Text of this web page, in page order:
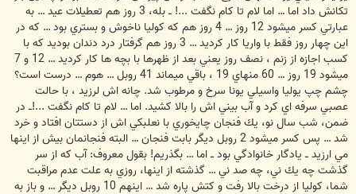
تكانش داد اما … اما لام تا كام نگفت ...! ــ بله، 3 روز هم تعطيلات عيد … به
عبارتي كسر ميشود 12 روز … 4 روز هم كه كوليا ناخوش و بستري بود … كه در
اين چهار روز فقط با واريا كار كرديد … 3 روز هم گرفتار درد دندان بوديد كه با
كسب اجازه از زنم ، نصف روز يعني بعد از ظهرها با بچه ها كار كرديد … 12 و 7
ميشود 19 روز … 60 منهاي 19 ، باقي ميماند 41 روبل … هوم … درست است؟
چشم چپ يوليا واسيلي يونا سرخ و مرطوب شد. چانه اش لرزيد ، با حالت
عصبي سرفه اي كرد و آب بيني اش را بالا كشيد. اما … لام تا كام نگفت ...!ــ در
ضمن، شب سال نو، يك فنجان چايخوري با نعلبكي اش از دستتان افتاد و خرد
شد … پس كسر ميشود 2 روبل ديگر بابت فنجان … البته فنجانمان بيش از اينها
مي ارزيد ــ يادگار خانوادگي بود ــ اما … بگذريم! بقول معروف: آب كه از سر
گذشت چه يك ني، چه صد ني … گذشته از اينها، روزي به علت عدم مراقبت
شما، كوليا از درخت بالا رفت و كتش پاره شد … اينهم 10 روبل ديگر … و باز به